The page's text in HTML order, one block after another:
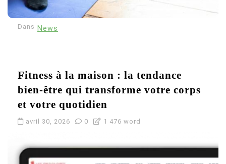
e
Dans News
Fitness à la maison : la tendance
bien-être qui transforme votre corps
et votre quotidien
avril 30, 2026 0 1 476 word